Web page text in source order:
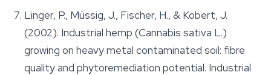
Linger, P., Müssig, J., Fischer, H., & Kobert, J.
(2002). Industrial hemp (Cannabis sativa L.)
growing on heavy metal contaminated soil: fibre
quality and phytoremediation potential. Industrial